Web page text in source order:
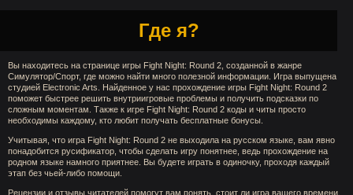
Где я?
Вы находитесь на странице игры Fight Night: Round 2, созданной в жанре
Симулятор/Спорт, где можно найти много полезной информации. Игра выпущена
студией Electronic Arts. Найденное у нас прохождение игры Fight Night: Round 2
поможет быстрее решить внутриигровые проблемы и получить подсказки по
сложным моментам. Также к игре Fight Night: Round 2 коды и читы просто
необходимы каждому, кто любит получать бесплатные бонусы.
Учитывая, что игра Fight Night: Round 2 не выходила на русском языке, вам явно
понадобится русификатор, чтобы сделать игру понятнее, ведь прохождение на
родном языке намного приятнее. Вы будете играть в одиночку, проходя каждый
этап без чьей-либо помощи.
Рецензии и отзывы читателей помогут вам понять, стоит ли игра вашего времени.